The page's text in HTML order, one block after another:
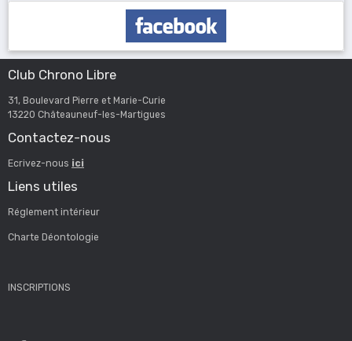
Club Chrono Libre
31, Boulevard Pierre et Marie-Curie
13220 Châteauneuf-les-Martigues
Contactez-nous
Ecrivez-nous ici
Liens utiles
Réglement intérieur
Charte Déontologie
INSCRIPTIONS